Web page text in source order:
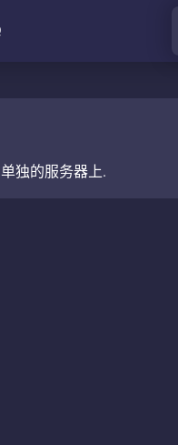
独的服务器上.